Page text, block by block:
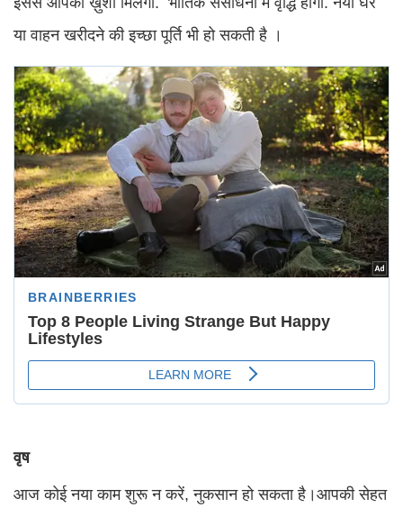
या वाहन खरीदने की इच्छा पूर्ति भी हो सकती है ।
वृष
आज कोई नया काम शुरू न करें, नुकसान हो सकता है।आपकी सेहत